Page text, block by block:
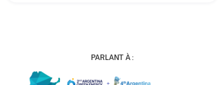
PARLANT À :